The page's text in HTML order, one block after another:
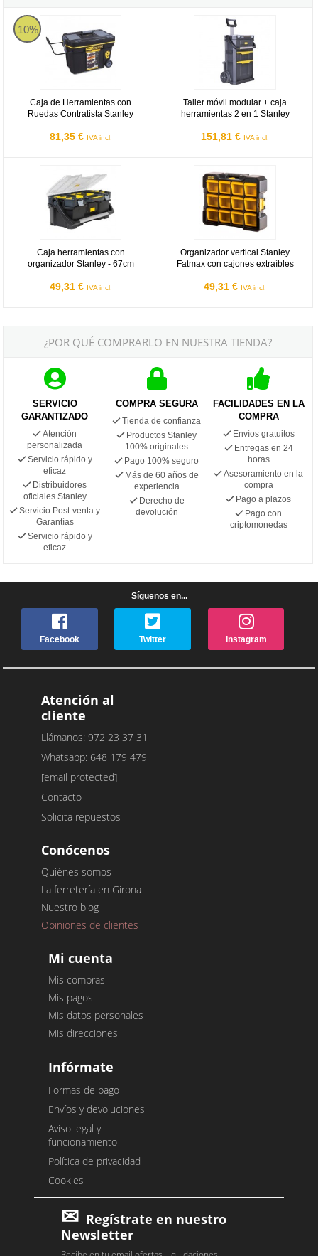
10%
Caja de Herramientas con
Ruedas Contratista Stanley
81,35 € IVA incl.
Caja de Herramientas con Ruedas Contratista Stanley
Taller móvil modular + caja
herramientas 2 en 1 Stanley
151,81 € IVA incl.
Caja herramientas con
organizador Stanley - 67cm
49,31 € IVA incl.
Organizador vertical Stanley
Fatmax con cajones extraíbles
49,31 € IVA incl.
¿POR QUÉ COMPRARLO EN NUESTRA TIENDA?
SERVICIO
GARANTIZADO
Atención
personalizada
Servicio rápido y
eficaz
Distribuidores
oficiales Stanley
Servicio Post-venta y
Garantías
Servicio rápido y
eficaz
COMPRA SEGURA
Tienda de confianza
Productos Stanley
100% originales
Pago 100% seguro
Más de 60 años de
experiencia
Derecho de
devolución
FACILIDADES EN LA
COMPRA
Envíos gratuitos
Entregas en 24
horas
Asesoramiento en la
compra
Pago a plazos
Pago con
criptomonedas
Síguenos en...
Facebook Twitter Instagram
Atención al
cliente
Llámanos: 972 23 37 31
Whatsapp: 648 179 479
[email protected]
Contacto
Solicita repuestos
Conócenos
Quiénes somos
La ferretería en Girona
Nuestro blog
Opiniones de clientes
Mi cuenta
Mis compras
Mis pagos
Mis datos personales
Mis direcciones
Infórmate
Formas de pago
Envíos y devoluciones
Aviso legal y
funcionamiento
Política de privacidad
Cookies
Regístrate en nuestro
Newsletter